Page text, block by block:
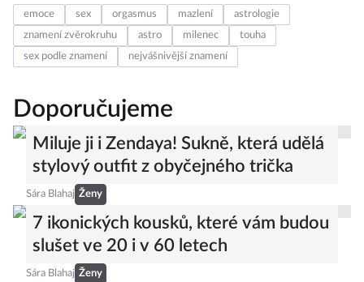
emoce sex orgasmus mazlení
astrologie
znamení zvěrokruhu
astro milenec
touha
sex podle znamení
nejvášnivější znamení
Doporučujeme
Miluje ji i Zendaya! Sukně, která udělá
stylový outfit z obyčejného trička
Sára Blahaj Ženy
7 ikonických kousků, které vám budou
slušet ve 20 i v 60 letech
Sára Blahaj Ženy